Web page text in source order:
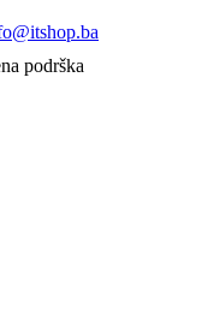
podrška